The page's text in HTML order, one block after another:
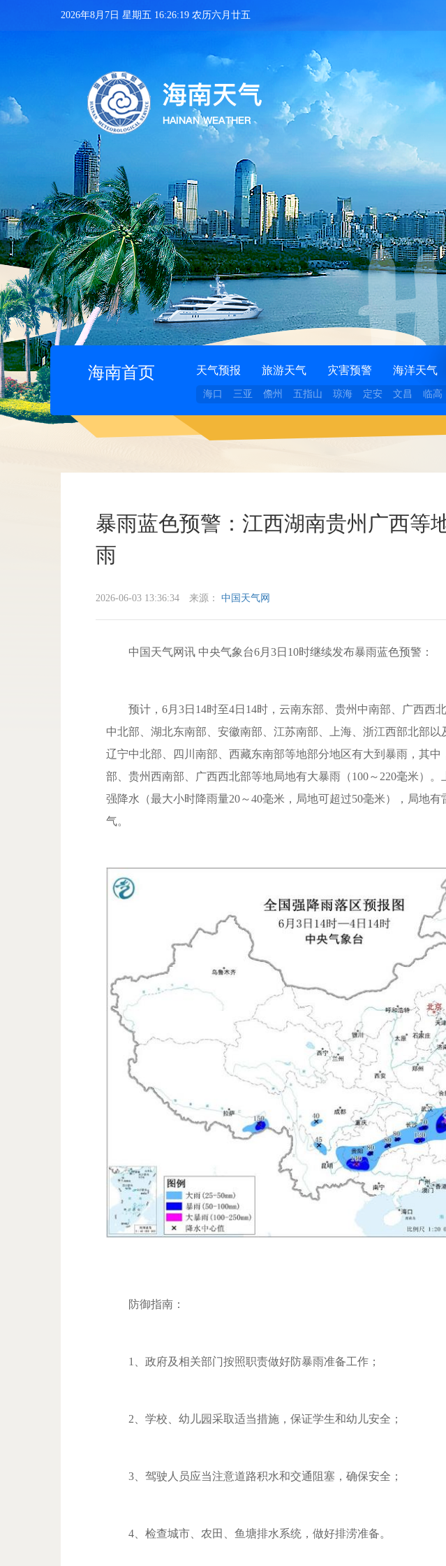
2026年8月7日 星期五 16:26:20 农历六月廿五
海南首页 天气预报 旅游天气 灾害预警 海洋天气
海口 三亚 儋州 五指山 琼海 定安 文昌 临高
暴雨蓝色预警：江西湖南贵州广西等
雨
2026-06-03 13:36:34 来源： 中国天气网
中国天气网讯 中央气象台6月3日10时继续发布暴雨蓝色预警：
预计，6月3日14时至4日14时，云南东部、贵州中南部、广西西
中北部、湖北东南部、安徽南部、江苏南部、上海、浙江西部北部以
辽宁中北部、四川南部、西藏东南部等地部分地区有大到暴雨，其中
部、贵州西南部、广西西北部等地局地有大暴雨（100～220毫米）
强降水（最大小时降雨量20～40毫米，局地可超过50毫米），局地有
气。
防御指南：
1、政府及相关部门按照职责做好防暴雨准备工作；
2、学校、幼儿园采取适当措施，保证学生和幼儿安全；
3、驾驶人员应当注意道路积水和交通阻塞，确保安全；
4、检查城市、农田、鱼塘排水系统，做好排涝准备。